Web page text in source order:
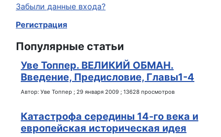
Забыли данные входа?
Регистрация
Популярные статьи
Уве Топпер. ВЕЛИКИЙ ОБМАН.
Введение, Предисловие, Главы1-4
Автор: Уве Топпер ; 29 января 2009 ; 13628 просмотров
Катастрофа середины 14-го века и
европейская историческая идея